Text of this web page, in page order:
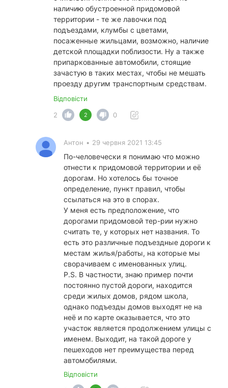
наличию обустроенной придомовой
территории - те же лавочки под
подъездами, клумбы с цветами,
посаженные жильцами, возможно, наличие
детской площадки поблизости. Ну а также
припаркованные автомобили, стоящие
зачастую в таких местах, чтобы не мешать
проезду другим транспортным средствам.
Відповісти
2
2 0
Антон • 29 червня 2021 13:45
По-человечески я понимаю что можно
отнести к придомовой территории и её
дорогам. Но хотелось бы точное
определение, пункт правил, чтобы
ссылаться на это в спорах.
У меня есть предположение, что
дорогами придомовой тер-рии нужно
считать те, у которых нет названия. То
есть это различные подъездные дороги к
местам жилья/работы, на которые мы
сворачиваем с именованных улиц.
P.S. В частности, знаю пример почти
постоянно пустой дороги, находится
среди жилых домов, рядом школа,
однако подъезды домов выходят не на
неё и по карте оказывается, что это
участок является продолжением улицы с
именем. Выходит, на такой дороге у
пешеходов нет преимущества перед
автомобилями.
Відповісти